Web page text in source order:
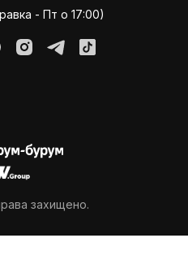
- Пт о 17:00)
захищено.